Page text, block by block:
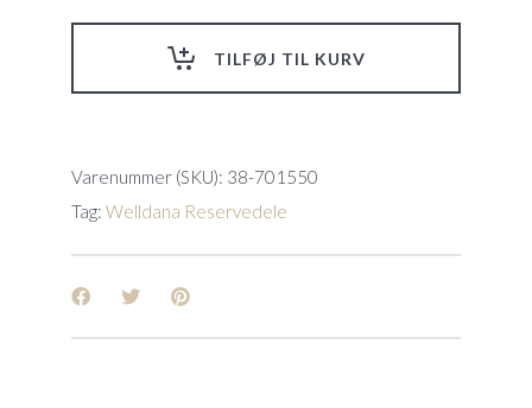
Standard
TILFØJ TIL KURV
Varenummer (SKU): 38-701550
Tag: Welldana Reservedele